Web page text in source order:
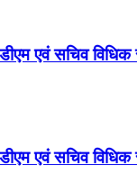
एवं सचिव विधिक
एवं सचिव विधिक